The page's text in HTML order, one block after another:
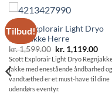
Tilbud!
Scott Explorair Light Dryo
Regnjakke Herre
kr.1,599.00 Den
oprindelige
pris
var:
kr. 1,599.00.
kr.1,119.00Den
pris
er:
kr.
Scott Explorair Light Dryo
jakke med enestående åndbarhed og
vandtæthed er et must-have til dine
udendørs eventyr.